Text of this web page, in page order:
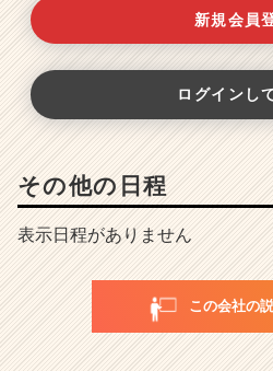
新規会員
ログインし
その他の日程
表示日程がありません
この会社の